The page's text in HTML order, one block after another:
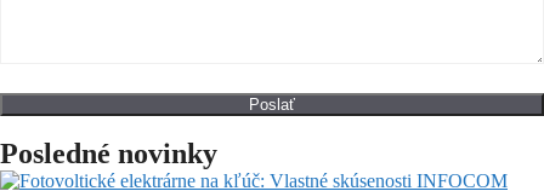
Posledné novinky